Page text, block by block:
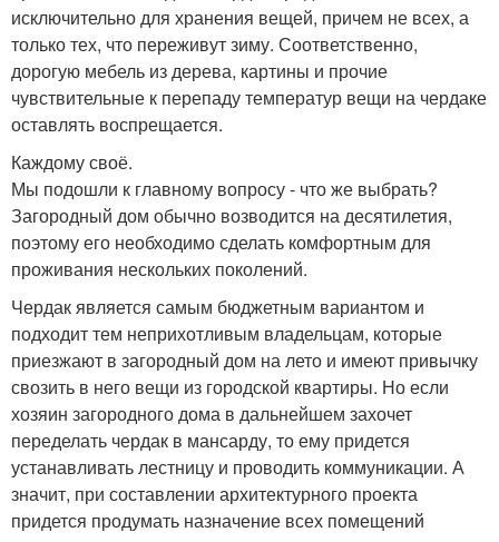
исключительно для хранения вещей, причем не всех, а
только тех, что переживут зиму. Соответственно,
дорогую мебель из дерева, картины и прочие
чувствительные к перепаду температур вещи на чердаке
оставлять воспрещается.
Каждому своё.
Мы подошли к главному вопросу - что же выбрать?
Загородный дом обычно возводится на десятилетия,
поэтому его необходимо сделать комфортным для
проживания нескольких поколений.
Чердак является самым бюджетным вариантом и
подходит тем неприхотливым владельцам, которые
приезжают в загородный дом на лето и имеют привычку
свозить в него вещи из городской квартиры. Но если
хозяин загородного дома в дальнейшем захочет
переделать чердак в мансарду, то ему придется
устанавливать лестницу и проводить коммуникации. А
значит, при составлении архитектурного проекта
придется продумать назначение всех помещений